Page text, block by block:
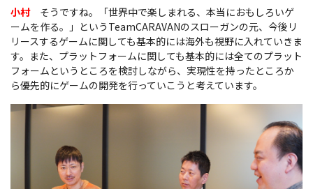
小村そうですね。「世界中で楽しまれる、本当におもしろいゲ
ームを作る。」というTeamCARAVANのスローガンの元、今後リ
リースするゲームに関しても基本的には海外も視野に入れていきま
す。また、プラットフォームに関しても基本的には全てのプラット
フォームというところを検討しながら、実現性を持ったところか
ら優先的にゲームの開発を行っていこうと考えています。